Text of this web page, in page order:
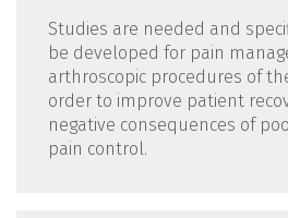
Studies are needed and
be developed for pain
arthroscopic procedures of
order to improve patient
negative consequences of
pain control.